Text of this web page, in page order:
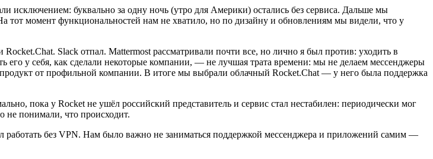
исключением: буквально за одну ночь (утро для Америки) остались без сервиса. Дальше мы
тот момент функциональностей нам не хватило, но по дизайну и обновлениям мы видели, что у
Slack отпал. Mattermost рассматривали почти все, но лично я был против: уходить в
его у себя, как сделали некоторые компании, — не лучшая трата времени: мы не делаем мессенджеры
продукт от профильной компании. В итоге мы выбрали облачный Rocket.Chat — у него была поддержка
пока у Rocket не ушёл российский представитель и сервис стал нестабилен: периодически мог
не понимали, что происходит.
без VPN. Нам было важно не заниматься поддержкой мессенджера и приложений самим —